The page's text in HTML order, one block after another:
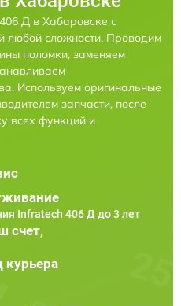
Д в Хабаровске с
любой сложности. Проводим
поломки, заменяем
Используем оригинальные
запчасти, после
всех функций и
Infratech 406 Д до 3 лет
счет,
курьера